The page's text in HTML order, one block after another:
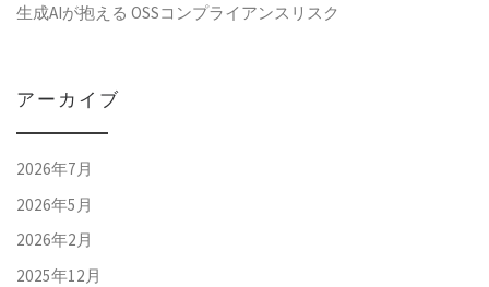
生成AIが抱える OSSコンプライアンスリスク
アーカイブ
2026年7月
2026年5月
2026年2月
2025年12月